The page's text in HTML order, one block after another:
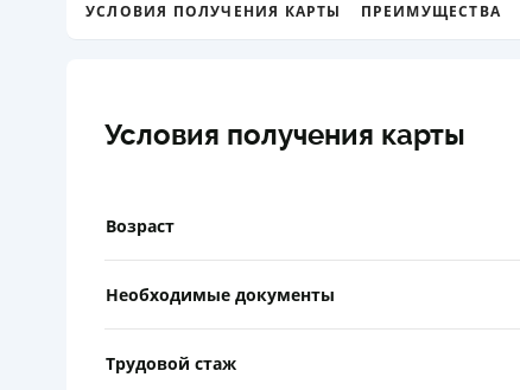
УСЛОВИЯ ПОЛУЧЕНИЯ КАРТЫ ПРЕИМУЩЕСТВА
Условия получения карты
Возраст
Необходимые документы
Трудовой стаж